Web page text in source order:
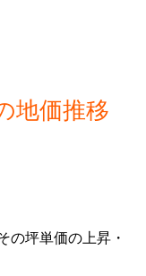
地価推移
の坪単価の上昇・